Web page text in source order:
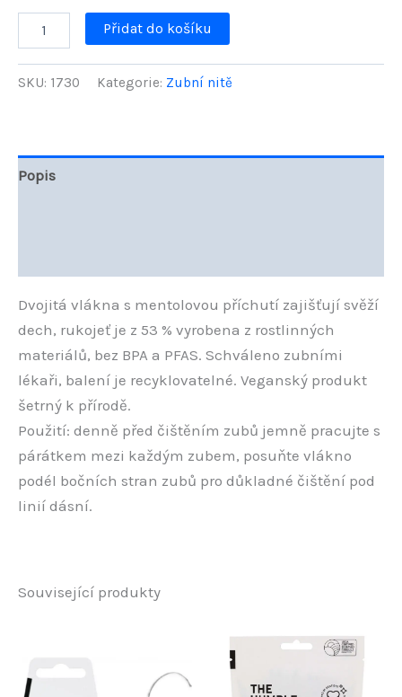
Humble
Picks
50
Přidat do košíku
SKU: 1730 Kategorie: Zubní nitě
Popis
Dvojitá vlákna s mentolovou příchutí zajišťují svěží
dech, rukojeť je z 53 % vyrobena z rostlinných
materiálů, bez BPA a PFAS. Schváleno zubními
lékaři, balení je recyklovatelné. Veganský produkt
šetrný k přírodě.
Použití: denně před čištěním zubů jemně pracujte s
párátkem mezi každým zubem, posuňte vlákno
podél bočních stran zubů pro důkladné čištění pod
linií dásní.
Související produkty